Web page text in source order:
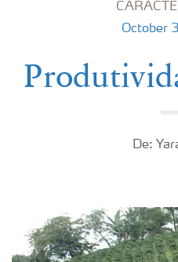
October
De: